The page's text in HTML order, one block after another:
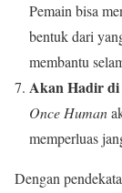
Pemain bisa
bentuk dari
membantu
Akan Hadir di
Once Human
memperluas
Dengan